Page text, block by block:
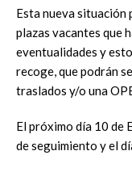
Esta nueva situación
plazas vacantes que
eventualidades y
recoge, que podrán
traslados y/o una
El próximo día 10 de
de seguimiento y el